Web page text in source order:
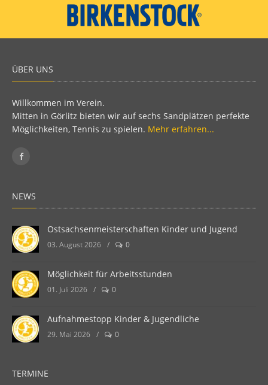
ÜBER UNS
Willkommen im Verein.
Mitten in Görlitz bieten wir auf sechs Sandplätzen perfekte
Möglichkeiten, Tennis zu spielen. Mehr erfahren...
NEWS
Ostsachsenmeisterschaften Kinder und Jugend
03. August 2026 / 0
Möglichkeit für Arbeitsstunden
01. Juli 2026 / 0
Aufnahmestopp Kinder & Jugendliche
29. Mai 2026 / 0
TERMINE